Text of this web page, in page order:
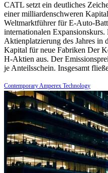
CATL setzt ein deutliches
einer milliardenschweren
Weltmarktführer für E-Auto-
internationalen Expansionskurs.
Aktienplatzierung des Jahres in
Kapital für neue Fabriken Der
H-Aktien aus. Der
je Anteilsschein. Insgesamt
Contemporary Amperex Technology